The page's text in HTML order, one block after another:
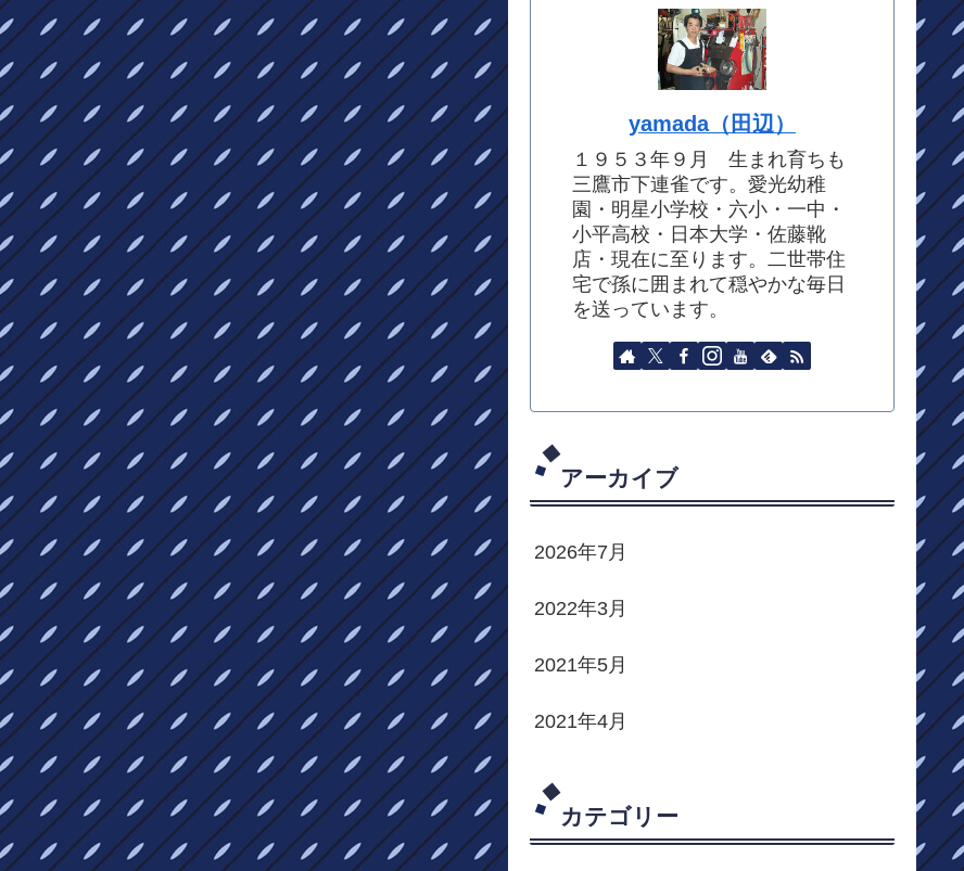
yamada（田辺）
１９５３年９月 生まれ育ちも
三鷹市下連雀です。愛光幼稚
園・明星小学校・六小・一中・
小平高校・日本大学・佐藤靴
店・現在に至ります。二世帯住
宅で孫に囲まれて穏やかな毎日
を送っています。
アーカイブ
2026年7月
2022年3月
2021年5月
2021年4月
カテゴリー